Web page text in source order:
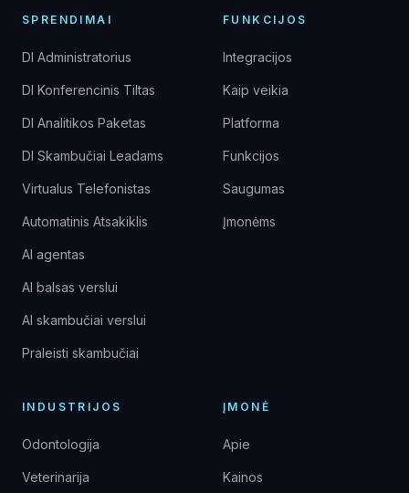
SPRENDIMAI
DI Administratorius
DI Konferencinis Tiltas
DI Analitikos Paketas
DI Skambučiai Leadams
Virtualus Telefonistas
Automatinis Atsakiklis
AI agentas
AI balsas verslui
AI skambučiai verslui
Praleisti skambučiai
FUNKCIJOS
Integracijos
Kaip veikia
Platforma
Funkcijos
Saugumas
Įmonėms
INDUSTRIJOS
Odontologija
Veterinarija
ĮMONĖ
Apie
Kainos